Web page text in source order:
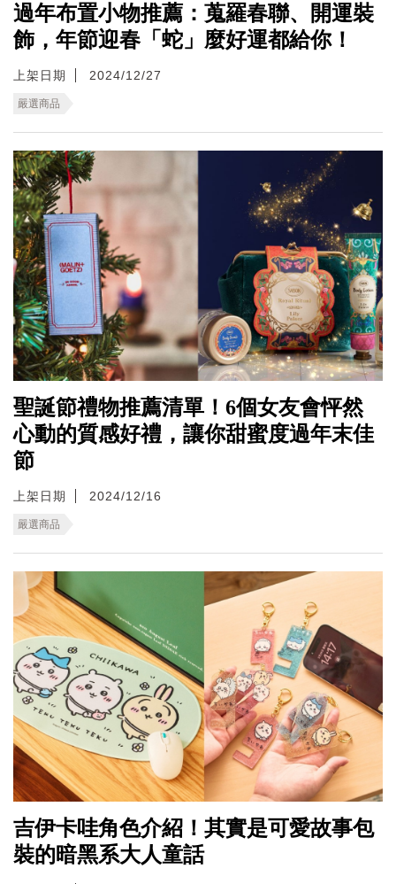
過年布置小物推薦：蒐羅春聯、開運裝
飾，年節迎春「蛇」麼好運都給你！
上架日期 2024/12/27
嚴選商品
聖誕節禮物推薦清單！6個女友會怦然
心動的質感好禮，讓你甜蜜度過年末佳
節
上架日期 2024/12/16
嚴選商品
吉伊卡哇角色介紹！其實是可愛故事包
裝的暗黑系大人童話